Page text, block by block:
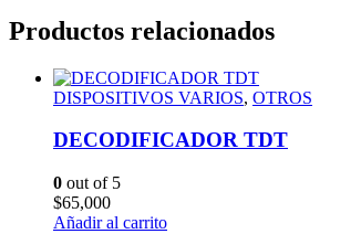
Productos relacionados
DISPOSITIVOS VARIOS, OTROS
DECODIFICADOR TDT
0 out of 5
$65,000
Añadir al carrito